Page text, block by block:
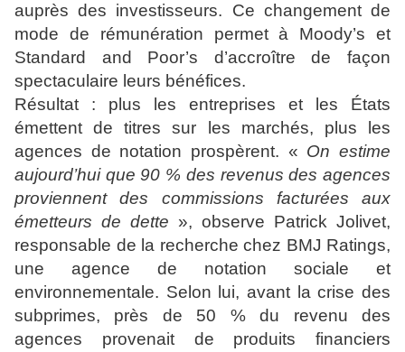
auprès des investisseurs. Ce changement de
mode de rémunération permet à Moody’s et
Standard and Poor’s d’accroître de façon
spectaculaire leurs bénéfices.
Résultat : plus les entreprises et les États
émettent de titres sur les marchés, plus les
agences de notation prospèrent. « On estime
aujourd’hui que 90 % des revenus des agences
proviennent des commissions facturées aux
émetteurs de dette », observe Patrick Jolivet,
responsable de la recherche chez BMJ Ratings,
une agence de notation sociale et
environnementale. Selon lui, avant la crise des
subprimes, près de 50 % du revenu des
agences provenait de produits financiers